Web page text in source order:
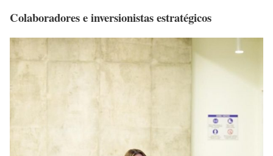
Colaboradores e inversionistas estratégicos